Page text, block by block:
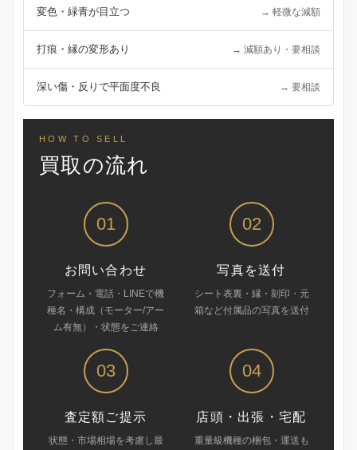
変色・緑青が目立つ → 軽微な減額
打痕・縁の変形あり → 減額あり・要相談
深い傷・反りで平面度不良 → 要相談
HOW TO SELL
買取の流れ
01
お問い合わせ
フォーム・電話・LINEで機
種名・構成（モーター/アー
ム有無）・状態をご連絡
02
写真を送付
シート表裏・縁・刻印・元
箱など付属品の写真を送付
03
査定額ご提示
状態・市場相場を考慮し最
04
店頭・出張・宅配
重量級機種の梱包・運送も